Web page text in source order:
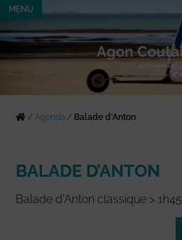
MENU
/Agenda / Balade d’Anton
BALADE D’ANTON
Balade d'Anton classique > 1h45